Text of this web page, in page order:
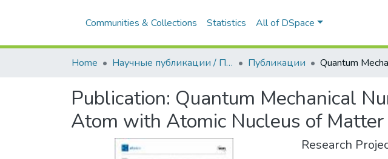
Communities & Collections Statistics All of DSpace
Home Научные публикации / Препринты Публикации
Publication: Quantum Mechanical
Atom with Atomic Nucleus of Matter
Research